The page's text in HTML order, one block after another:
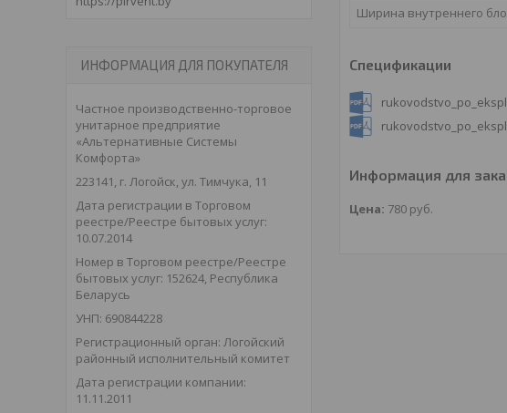
Ширина внутреннего
Спецификации
Информация для
Цена: 780 руб.
ИНФОРМАЦИЯ ДЛЯ ПОКУПАТЕЛЯ
Частное производственно-торговое
унитарное предприятие
«Альтернативные Системы
Комфорта»
223141, г. Логойск, ул. Тимчука, 11
Дата регистрации в Торговом
реестре/Реестре бытовых услуг:
10.07.2014
Номер в Торговом реестре/Реестре
бытовых услуг: 152624, Республика
Беларусь
УНП: 690844228
Регистрационный орган: Логойский
районный исполнительный комитет
Дата регистрации компании:
11.11.2011